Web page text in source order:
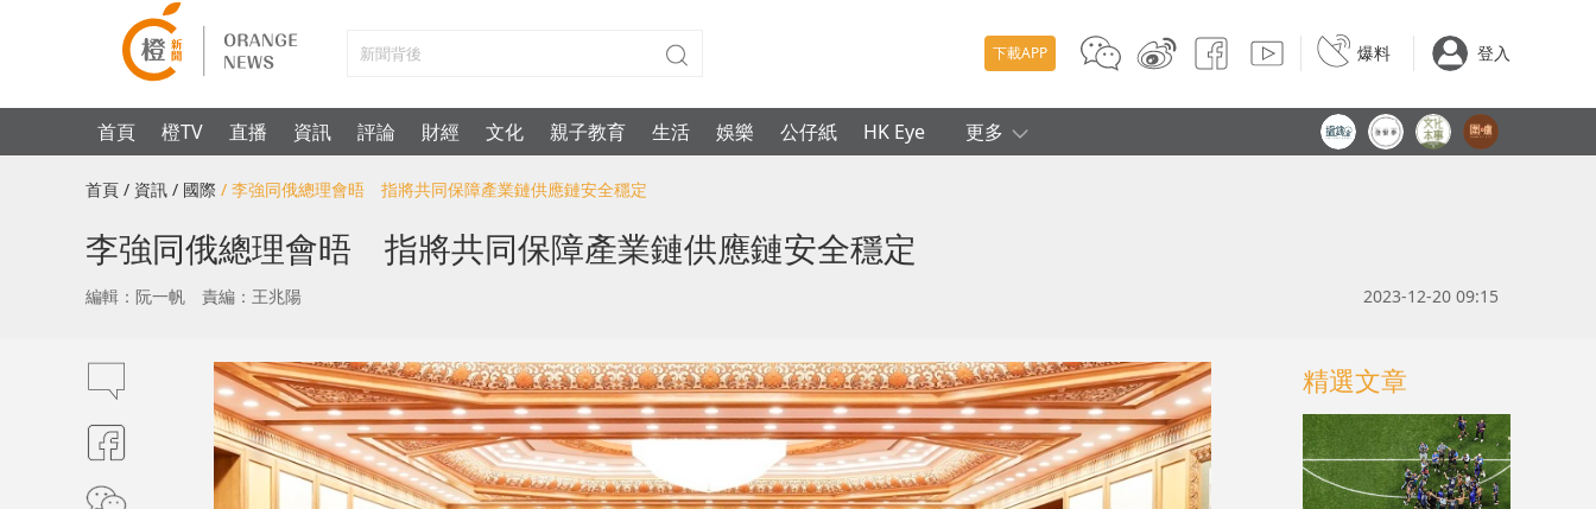
下載APP 爆料 登入
首頁 橙TV 直播 資訊 評論 財經 文化 親子教育 生活 娛樂 公仔紙 HK Eye 更多
首頁 / 資訊 / 國際 / 李強同俄總理會晤 指將共同保障產業鏈供應鏈安全穩定
李強同俄總理會晤 指將共同保障產業鏈供應鏈安全穩定
編輯：阮一帆 責編：王兆陽 2023-12-20 09:15
精選文章